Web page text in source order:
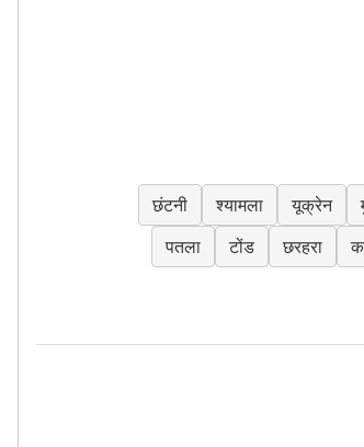
छंटनी श्यामला यूक्रेन
पतला
टोंड छरहरा